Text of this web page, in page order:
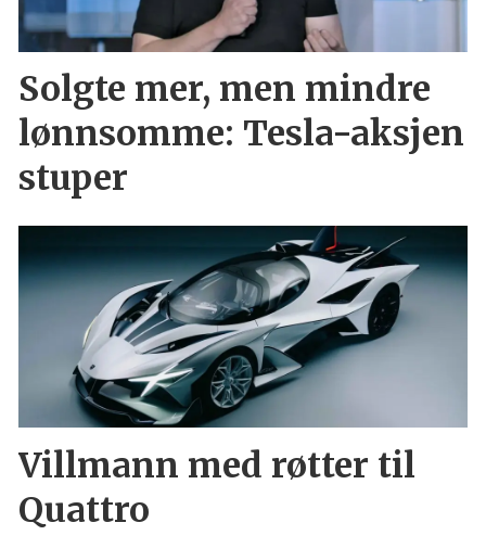
Solgte mer, men mindre
lønnsomme: Tesla-aksjen
stuper
Villmann med røtter til
Quattro